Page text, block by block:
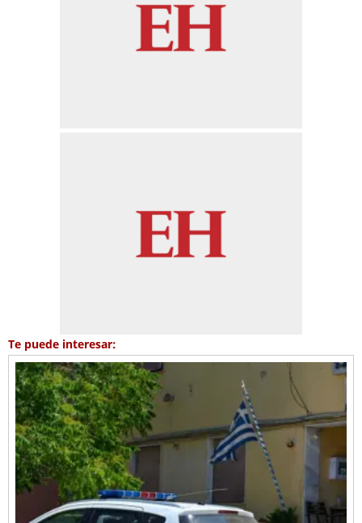
Te puede interesar: